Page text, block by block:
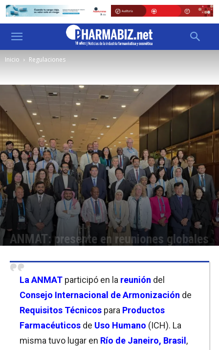
Inicio Regulaciones
ANMAT: presente en reuniones globales
La ANMAT participó en la reunión del
Consejo Internacional de Armonización de
Requisitos Técnicos para Productos
Farmacéuticos de Uso Humano (ICH). La
misma tuvo lugar en Río de Janeiro, Brasil ,